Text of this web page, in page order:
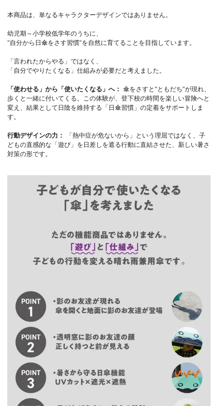
本商品は、単なるキャラクターデザインではありません。
幼児期～小学校低学年のうちに、
“自分から日傘をさす習慣”を自然に育てることを目指しています。
「言われたからやる」ではなく、
「自分でやりたくなる」仕組みが必要だと考えました。
「使わせる」から「使いたくなる」へ： 傘をさすと“ともだち”が現れ、
歩くと一緒に付いてくる。この体験が、登下校の時間を楽しい冒険へと
変え、結果として日陰を維持する「日傘習慣」の定着をサポートしま
す。
行動デザインの力：
「熱中症が危ないから」という理屈ではなく、子
どもの直感的な「遊び」を日差しを遮る行動に直結させた、新しい暑さ
対策の形です。